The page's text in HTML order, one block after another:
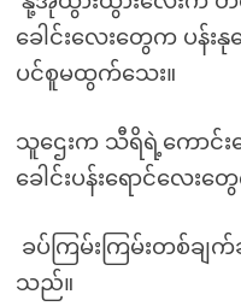
ခေါင်းလေးတွေက ပန်းနု
ပင်စူမထွက်သေး။
သူဌေးက သီရိရဲ့ကောင်
ခေါင်းပန်းရောင်လေးတွ
ခပ်ကြမ်းကြမ်းတစ်ခ
သည်။